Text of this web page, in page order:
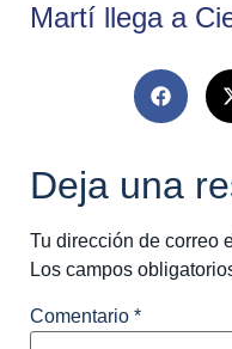
Martí llega a
Deja una
Tu dirección de correo
Los campos
Comentario *